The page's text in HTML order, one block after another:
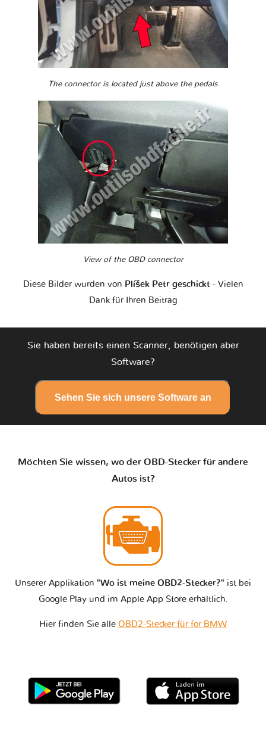
The connector is located just above the pedals
View of the OBD connector
Diese Bilder wurden von Plíšek Petr geschickt - Vielen
Dank für Ihren Beitrag
Sie haben bereits einen Scanner, benötigen aber
Software?
Sehen Sie sich unsere Software an
Möchten Sie wissen, wo der OBD-Stecker für andere
Autos ist?
Unserer Applikation "Wo ist meine OBD2-Stecker?" ist bei
Google Play und im Apple App Store erhältlich.
Hier finden Sie alle OBD2-Stecker für for BMW